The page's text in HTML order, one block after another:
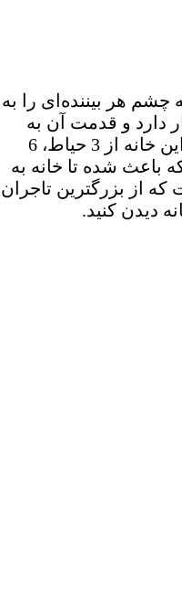
هر بیننده‌ای را به
دارد و قدمت آن به
زمان قاجار برمی‌گردد. از همان لحظه‌ای که وارد این خانه شوید، معماری، نقاشی و آینه کاری‌های آن شما را به وجد خواهد آورد. به طور کلی این خانه از 3 حیاط، 6
باعث شده تا خانه به
است که از بزرگترین تاجران